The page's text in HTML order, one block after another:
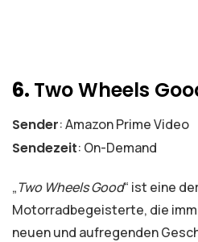
6. Two Wheels
Sender: Amazon Prime Video
Sendezeit: On-Demand
„Two Wheels Good“ ist eine
Motorradbegeisterte, die
neuen und aufregenden